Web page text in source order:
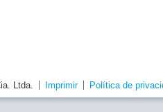
Ltda. Imprimir Política de